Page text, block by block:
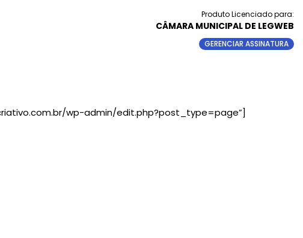
Produto Licenciado para:
CÂMARA MUNICIPAL DE LEGWEB
GERENCIAR ASSINATURA
wp-admin/edit.php?post_type=page”]